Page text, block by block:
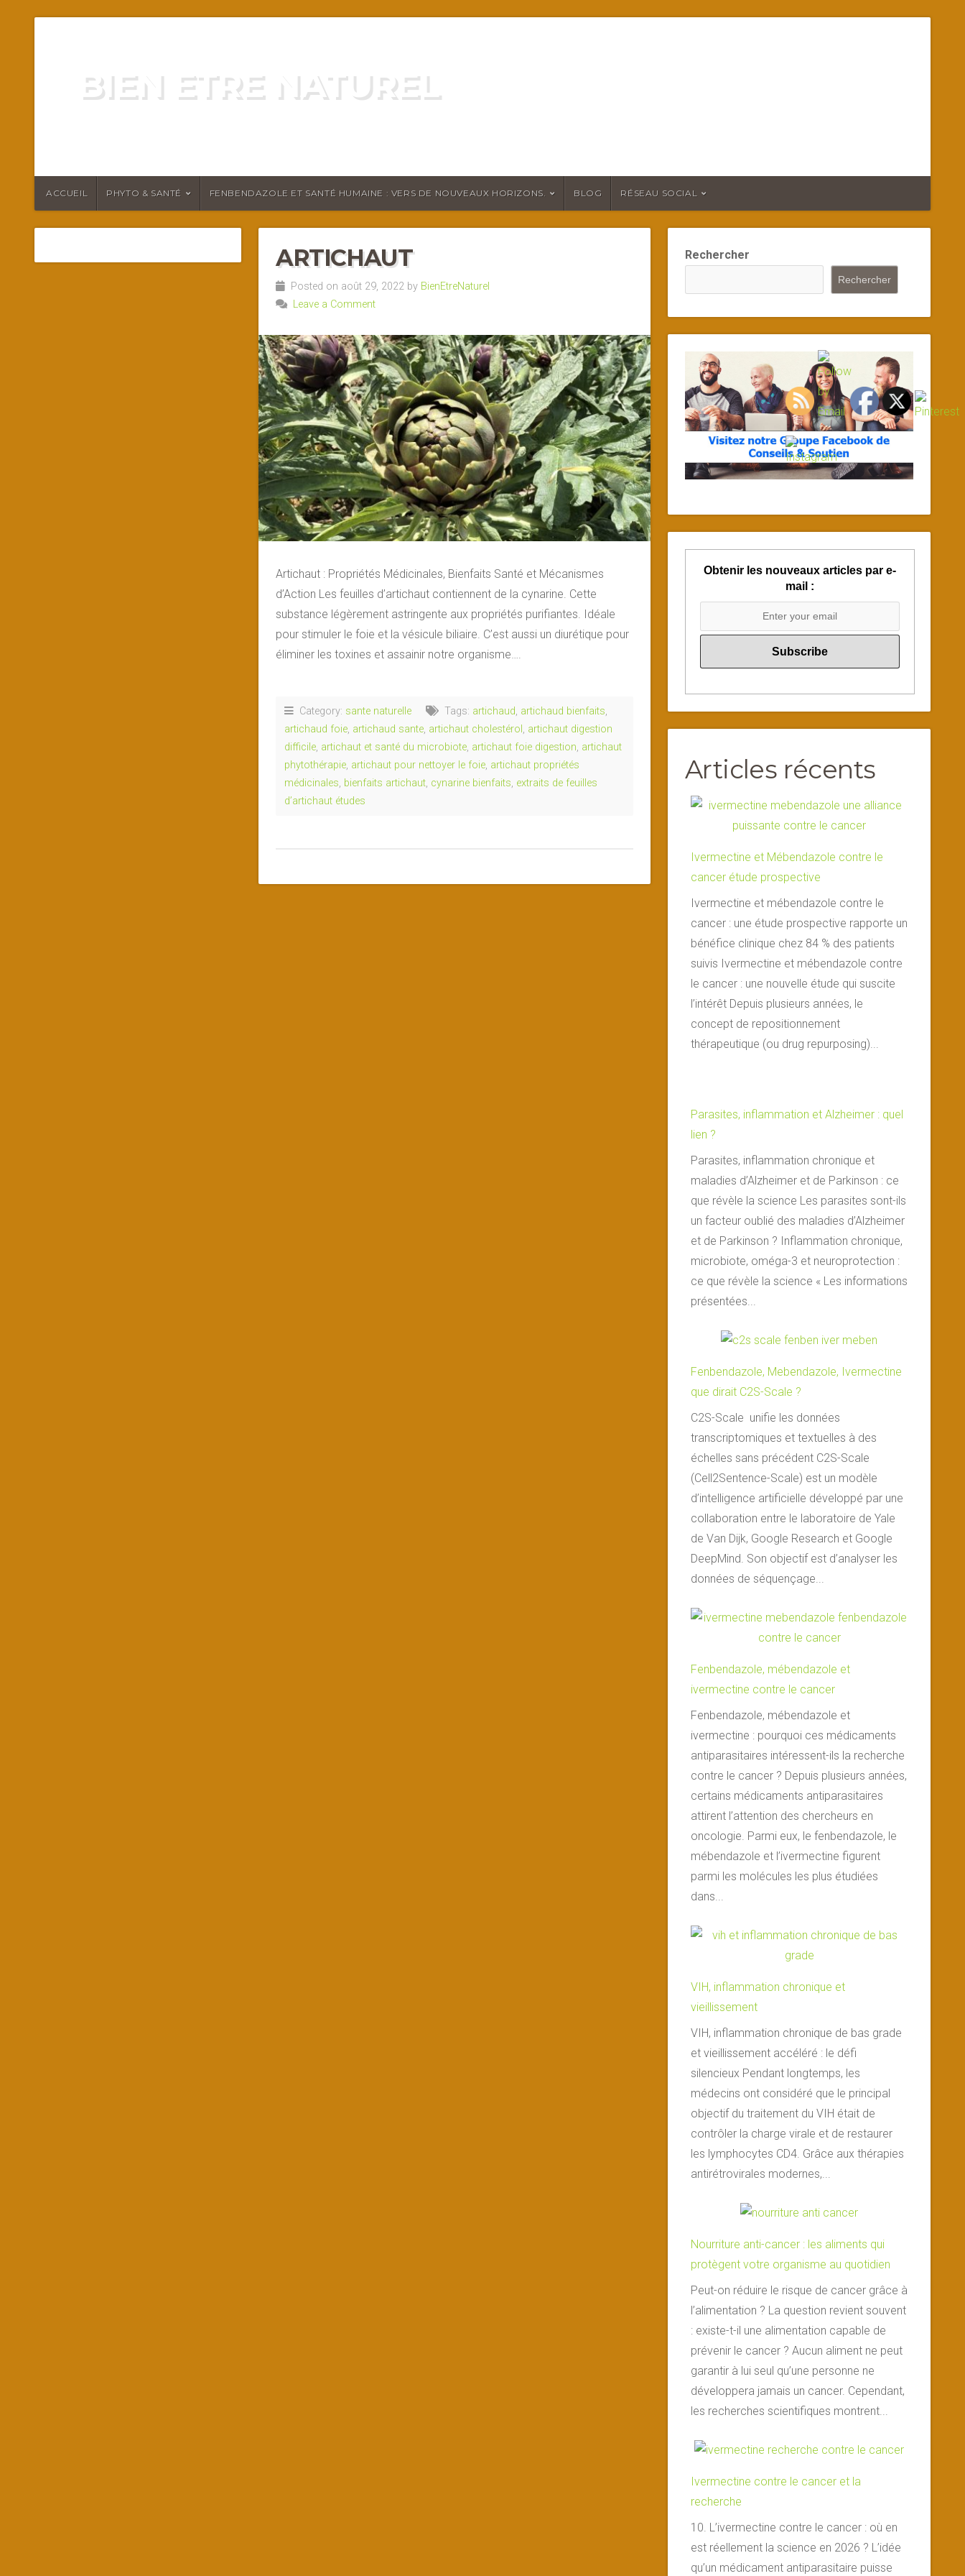
BIEN ETRE NATUREL
ACCUEIL PHYTO & SANTÉ FENBENDAZOLE ET SANTÉ HUMAINE : VERS DE NOUVEAUX HORIZONS. BLOG RÉSEAU SOCIAL
ARTICHAUT
Posted on août 29, 2022 by BienEtreNaturel
Leave a Comment
Artichaut : Propriétés Médicinales, Bienfaits Santé et Mécanismes
d’Action Les feuilles d’artichaut contiennent de la cynarine. Cette
substance légèrement astringente aux propriétés purifiantes. Idéale
pour stimuler le foie et la vésicule biliaire. C’est aussi un diurétique pour
éliminer les toxines et assainir notre organisme….
Category: sante naturelle Tags: artichaud, artichaud bienfaits,
artichaud foie, artichaud sante, artichaut cholestérol , artichaut digestion
difficile, artichaut et santé du microbiote, artichaut foie digestion, artichaut
phytothérapie, artichaut pour nettoyer le foie, artichaut propriétés
médicinales, bienfaits artichaut, cynarine bienfaits, extraits de feuilles
d’artichaut études
Rechercher
Rechercher
Obtenir les nouveaux articles par e-
mail :
Articles récents
Ivermectine et Mébendazole contre le
cancer étude prospective
Ivermectine et mébendazole contre le
cancer : une étude prospective rapporte un
bénéfice clinique chez 84 % des patients
suivis Ivermectine et mébendazole contre
le cancer : une nouvelle étude qui suscite
l’intérêt Depuis plusieurs années, le
concept de repositionnement
thérapeutique (ou drug repurposing)...
Parasites, inflammation et Alzheimer : quel
lien ?
Parasites, inflammation chronique et
maladies d’Alzheimer et de Parkinson : ce
que révèle la science Les parasites sont-ils
un facteur oublié des maladies d’Alzheimer
et de Parkinson ? Inflammation chronique,
microbiote, oméga-3 et neuroprotection :
ce que révèle la science « Les informations
présentées...
Fenbendazole, Mebendazole, Ivermectine
que dirait C2S-Scale ?
C2S-Scale unifie les données
transcriptomiques et textuelles à des
échelles sans précédent C2S-Scale
(Cell2Sentence-Scale) est un modèle
d’intelligence artificielle développé par une
collaboration entre le laboratoire de Yale
de Van Dijk, Google Research et Google
DeepMind. Son objectif est d’analyser les
données de séquençage...
Fenbendazole, mébendazole et
ivermectine contre le cancer
Fenbendazole, mébendazole et
ivermectine : pourquoi ces médicaments
antiparasitaires intéressent-ils la recherche
contre le cancer ? Depuis plusieurs années,
certains médicaments antiparasitaires
attirent l’attention des chercheurs en
oncologie. Parmi eux, le fenbendazole, le
mébendazole et l’ivermectine figurent
parmi les molécules les plus étudiées
dans...
VIH, inflammation chronique et
vieillissement
VIH, inflammation chronique de bas grade
et vieillissement accéléré : le défi
silencieux Pendant longtemps, les
médecins ont considéré que le principal
objectif du traitement du VIH était de
contrôler la charge virale et de restaurer
les lymphocytes CD4. Grâce aux thérapies
antirétrovirales modernes,...
Nourriture anti-cancer : les aliments qui
protègent votre organisme au quotidien
Peut-on réduire le risque de cancer grâce à
l’alimentation ? La question revient souvent
: existe-t-il une alimentation capable de
prévenir le cancer ? Aucun aliment ne peut
garantir à lui seul qu’une personne ne
développera jamais un cancer. Cependant,
les recherches scientifiques montrent...
Ivermectine contre le cancer et la
recherche
10. L’ivermectine contre le cancer : où en
est réellement la science en 2026 ? L’idée
qu’un médicament antiparasitaire puisse